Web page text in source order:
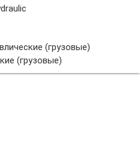
(грузовые)
(грузовые)